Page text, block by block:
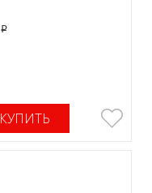
p
КУПИТЬ